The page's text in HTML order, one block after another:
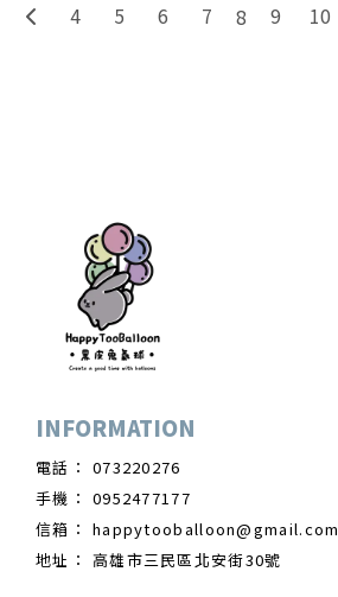
4 5 6 7 8 9 10
073220276
0952477177
happytooballoon@gmail.com
高雄市三民區北安街30號